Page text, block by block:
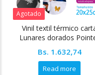
Agotado
Vinil textil térmico
Lunares dorados
Bs. 1.632,74
Read more